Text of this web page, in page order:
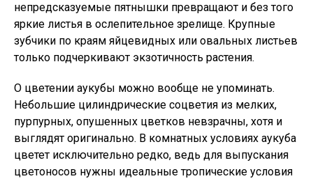
непредсказуемые пятнышки превращают и без того
яркие листья в ослепительное зрелище. Крупные
зубчики по краям яйцевидных или овальных листьев
только подчеркивают экзотичность растения.
О цветении аукубы можно вообще не упоминать.
Небольшие цилиндрические соцветия из мелких,
пурпурных, опушенных цветков невзрачны, хотя и
выглядят оригинально. В комнатных условиях аукуба
цветет исключительно редко, ведь для выпускания
цветоносов нужны идеальные тропические условия